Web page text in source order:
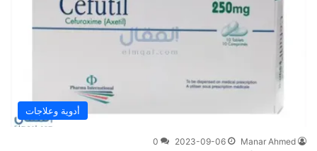
أدوية وعلاجات
Manar Ahmed
2023-09-06
0